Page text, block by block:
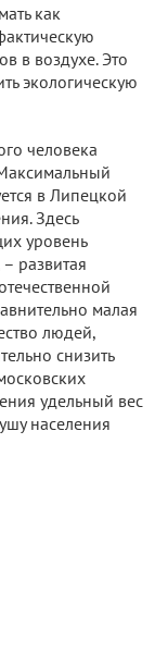
как
в воздухе. Это
экологическую
человека
в Липецкой
Здесь
уровень
развитая
малая
людей,
снизить
удельный вес
населения